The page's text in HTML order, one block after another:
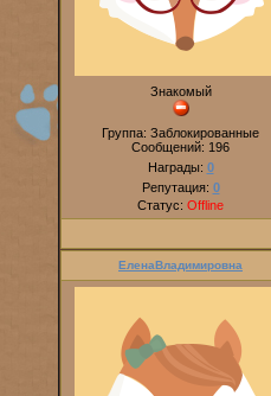
Знакомый
Группа: Заблокированные
Сообщений: 196
Награды: 0
Репутация: 0
Статус: Offline
ЕленаВладимировна